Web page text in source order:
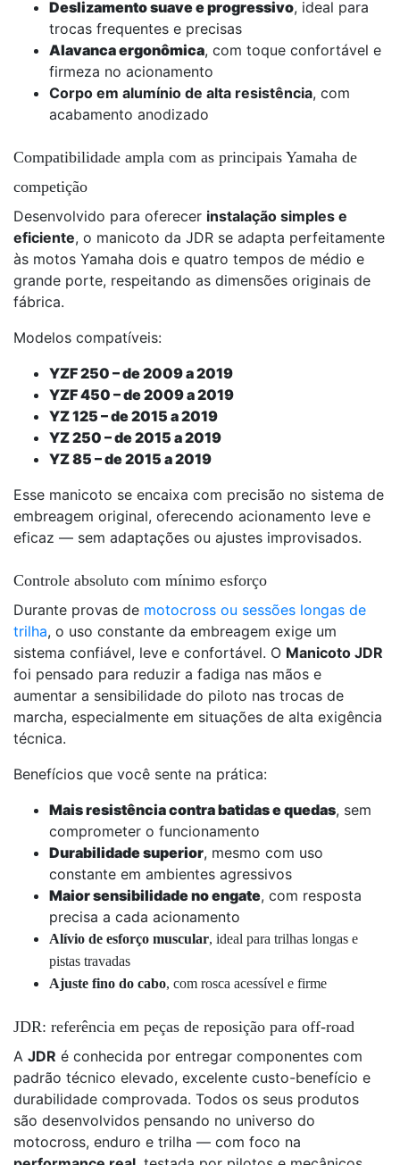
Deslizamento suave e progressivo, ideal para
trocas frequentes e precisas
Alavanca ergonômica, com toque confortável e
firmeza no acionamento
Corpo em alumínio de alta resistência, com
acabamento anodizado
Compatibilidade ampla com as principais Yamaha de
competição
Desenvolvido para oferecer instalação simples e
eficiente, o manicoto da JDR se adapta perfeitamente
às motos Yamaha dois e quatro tempos de médio e
grande porte, respeitando as dimensões originais de
fábrica.
Modelos compatíveis:
YZF 250 – de 2009 a 2019
YZF 450 – de 2009 a 2019
YZ 125 – de 2015 a 2019
YZ 250 – de 2015 a 2019
YZ 85 – de 2015 a 2019
Esse manicoto se encaixa com precisão no sistema de
embreagem original, oferecendo acionamento leve e
eficaz — sem adaptações ou ajustes improvisados.
Controle absoluto com mínimo esforço
Durante provas de motocross ou sessões longas de
trilha, o uso constante da embreagem exige um
sistema confiável, leve e confortável. O Manicoto JDR
foi pensado para reduzir a fadiga nas mãos e
aumentar a sensibilidade do piloto nas trocas de
marcha, especialmente em situações de alta exigência
técnica.
Benefícios que você sente na prática:
Mais resistência contra batidas e quedas, sem
comprometer o funcionamento
Durabilidade superior, mesmo com uso
constante em ambientes agressivos
Maior sensibilidade no engate, com resposta
precisa a cada acionamento
Alívio de esforço muscular, ideal para trilhas longas e
pistas travadas
Ajuste fino do cabo, com rosca acessível e firme
JDR: referência em peças de reposição para off-road
A JDR é conhecida por entregar componentes com
padrão técnico elevado, excelente custo-benefício e
durabilidade comprovada. Todos os seus produtos
são desenvolvidos pensando no universo do
motocross, enduro e trilha — com foco na